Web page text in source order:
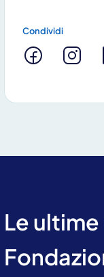
Condividi
Le